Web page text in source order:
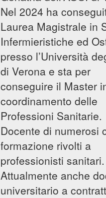
Nel 2024 ha
Laurea Magistrale in
Infermieristiche ed
presso l’Università
di Verona e sta per
conseguire il Master
coordinamento delle
Professioni Sanitarie.
Docente di numerosi
formazione rivolti a
professionisti sanitari.
Attualmente anche
universitario a